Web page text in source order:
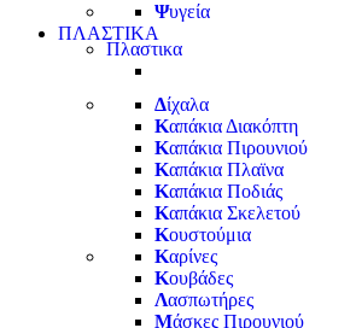
Ψυγεία
ΠΛΑΣΤΙΚΑ
Πλαστικα
Δίχαλα
Καπάκια Διακόπτη
Καπάκια Πιρουνιού
Καπάκια Πλαϊνα
Καπάκια Ποδιάς
Καπάκια Σκελετού
Κουστούμια
Καρίνες
Κουβάδες
Λασπωτήρες
Μάσκες Πιρουνιού